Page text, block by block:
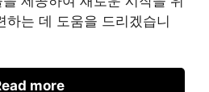
하는 데 도움을 드리겠습니
more